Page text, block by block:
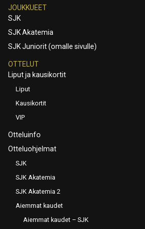
JOUKKUEET
SJK
SJK Akatemia
SJK Juniorit (omalle sivulle)
OTTELUT
Liput ja kausikortit
Liput
Kausikortit
VIP
Otteluinfo
Otteluohjelmat
SJK
SJK Akatemia
SJK Akatemia 2
Aiemmat kaudet
Aiemmat kaudet – SJK